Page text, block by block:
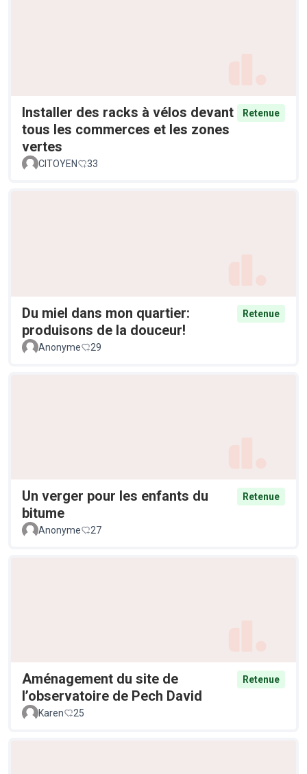
Installer des racks à vélos devant
tous les commerces et les zones
vertes
Retenue
CITOYEN 33
Du miel dans mon quartier:
produisons de la douceur!
Retenue
Anonyme 29
Un verger pour les enfants du
bitume
Retenue
Anonyme 27
Aménagement du site de
l’observatoire de Pech David
Retenue
Karen 25